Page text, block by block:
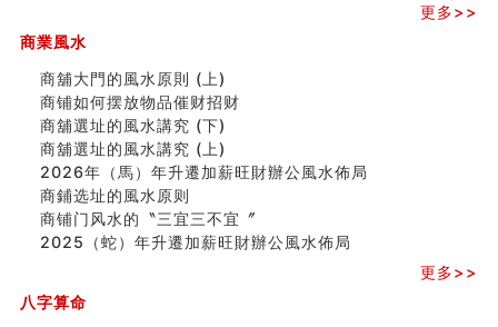
南半球的八字如何推排
玄空本义(六)
额相与命运
风水先生林琅仙的传说
从痣看相
姓名陰陽配置的凶吉
六爻測住宅風水 (四)
玄空本义 (五)
财务办公室风水布局
精选1500个五行属木的字
八字算命：女命八字里日坐伤官克夫？
更多>>
商業風水
商舖大門的風水原則 (上)
商铺如何摆放物品催财招财
商舖選址的風水講究 (下)
商舖選址的風水講究 (上)
2026年（馬）年升遷加薪旺財辦公風水佈局
商鋪选址的風水原则
商铺门风水的〝三宜三不宜〞
2025（蛇）年升遷加薪旺財辦公風水佈局
更多>>
八字算命